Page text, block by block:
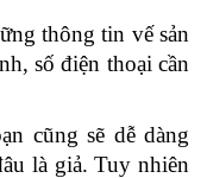
thông tin vế sản
số điện thoại cần
cũng sẽ dễ dàng
là giả. Tuy nhiên